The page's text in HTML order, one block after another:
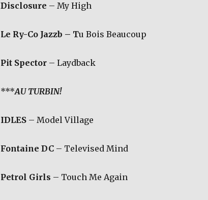
Disclosure – My High
Le Ry-Co Jazzb – Tu Bois Beaucoup
Pit Spector– Laydback
***AU TURBIN!
IDLES– Model Village
Fontaine DC– Televised Mind
Petrol Girls – Touch Me Again